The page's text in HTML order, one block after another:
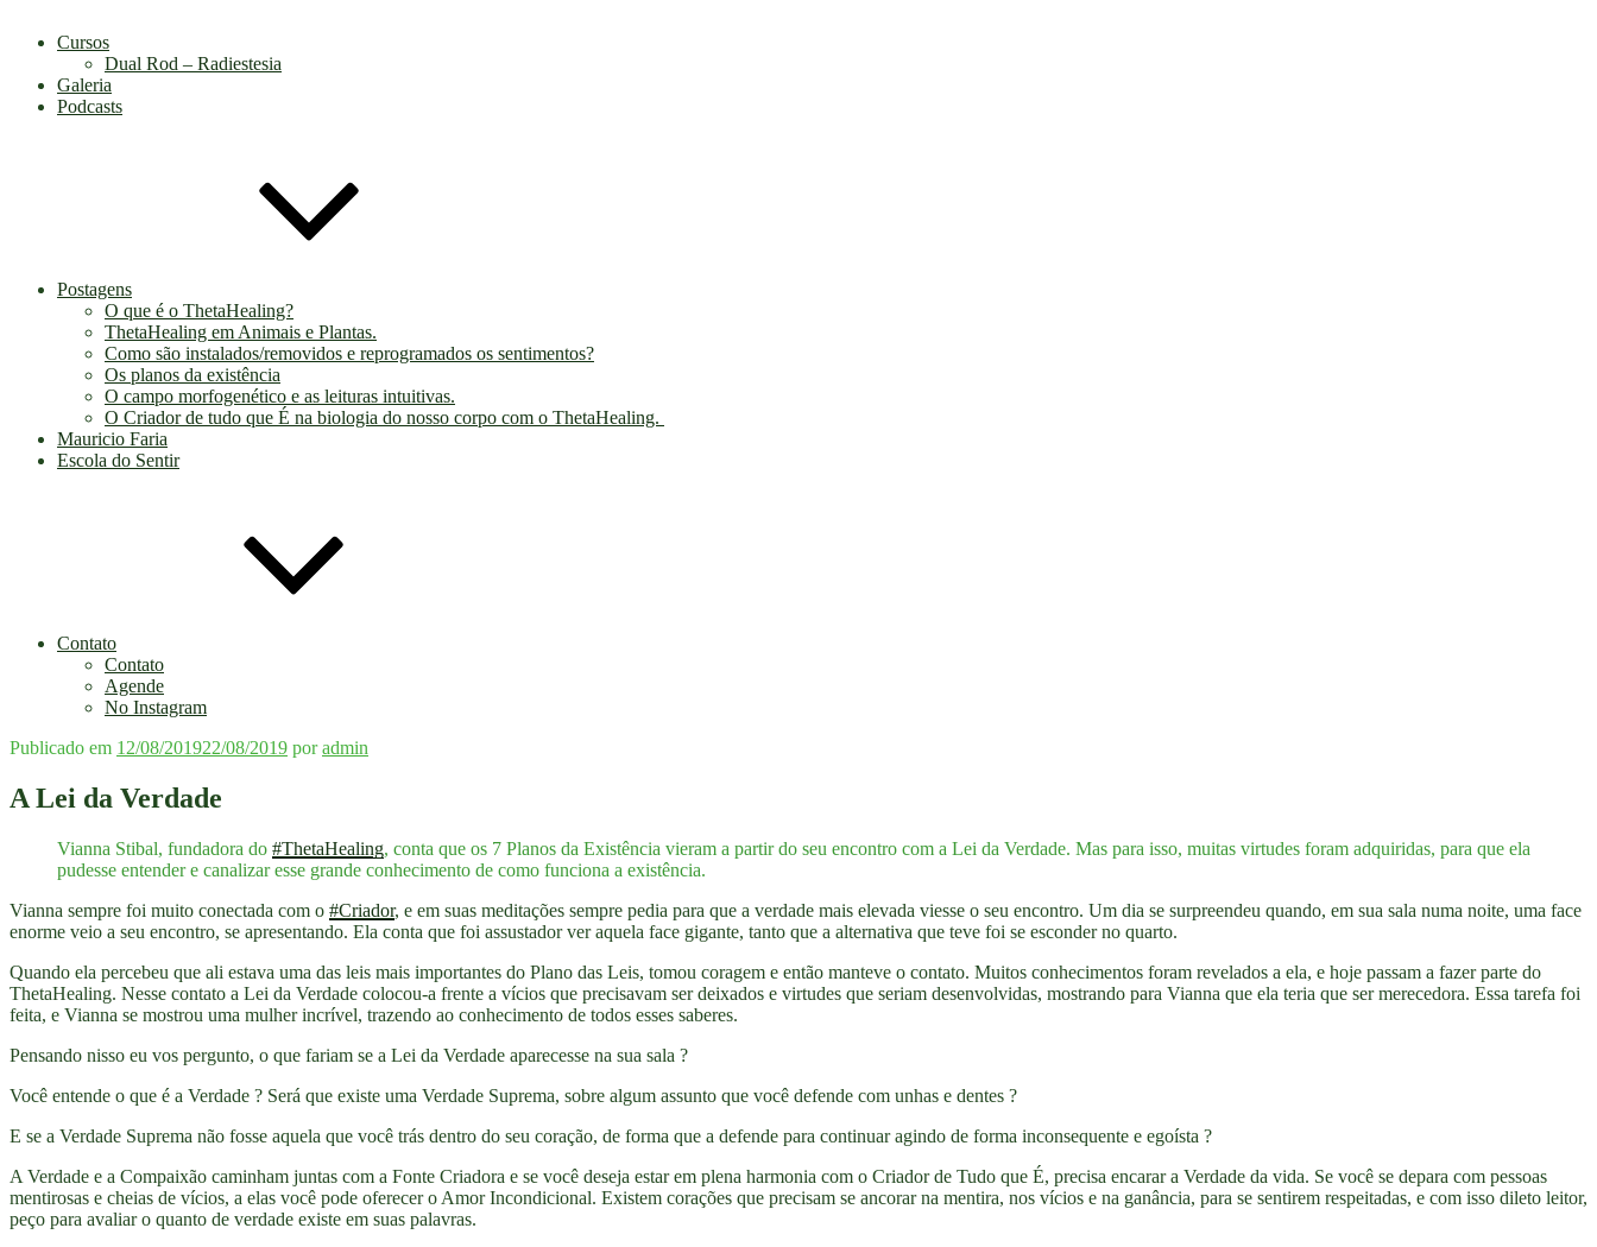
Cursos
Dual Rod – Radiestesia
Galeria
Podcasts
Postagens
O que é o ThetaHealing?
ThetaHealing em Animais e Plantas.
Como são instalados/removidos e reprogramados os sentimentos?
Os planos da existência
O campo morfogenético e as leituras intuitivas.
O Criador de tudo que É na biologia do nosso corpo com o ThetaHealing.
Mauricio Faria
Escola do Sentir
Contato
Contato
Agende
No Instagram
Publicado em 12/08/201922/08/2019 poradmin
A Lei da Verdade
Vianna Stibal, fundadora do #ThetaHealing, conta que os 7 Planos da Existência vieram a partir do seu encontro com a Lei da Verdade. Mas para isso, muitas virtudes foram adquiridas, para que ela
pudesse entender e canalizar esse grande conhecimento de como funciona a existência.
Vianna sempre foi muito conectada com o #Criador, e em suas meditações sempre pedia para que a verdade mais elevada viesse o seu encontro. Um dia se surpreendeu quando, em sua sala numa noite, uma face
enorme veio a seu encontro, se apresentando. Ela conta que foi assustador ver aquela face gigante, tanto que a alternativa que teve foi se esconder no quarto.
Quando ela percebeu que ali estava uma das leis mais importantes do Plano das Leis, tomou coragem e então manteve o contato. Muitos conhecimentos foram revelados a ela, e hoje passam a fazer parte do
ThetaHealing. Nesse contato a Lei da Verdade colocou-a frente a vícios que precisavam ser deixados e virtudes que seriam desenvolvidas, mostrando para Vianna que ela teria que ser merecedora. Essa tarefa foi
feita, e Vianna se mostrou uma mulher incrível, trazendo ao conhecimento de todos esses saberes.
Pensando nisso eu vos pergunto, o que fariam se a Lei da Verdade aparecesse na sua sala ?
Você entende o que é a Verdade ? Será que existe uma Verdade Suprema, sobre algum assunto que você defende com unhas e dentes ?
E se a Verdade Suprema não fosse aquela que você trás dentro do seu coração, de forma que a defende para continuar agindo de forma inconsequente e egoísta ?
A Verdade e a Compaixão caminham juntas com a Fonte Criadora e se você deseja estar em plena harmonia com o Criador de Tudo que É, precisa encarar a Verdade da vida. Se você se depara com pessoas
mentirosas e cheias de vícios, a elas você pode oferecer o Amor Incondicional. Existem corações que precisam se ancorar na mentira, nos vícios e na ganância, para se sentirem respeitadas, e com isso dileto leitor,
peço para avaliar o quanto de verdade existe em suas palavras.